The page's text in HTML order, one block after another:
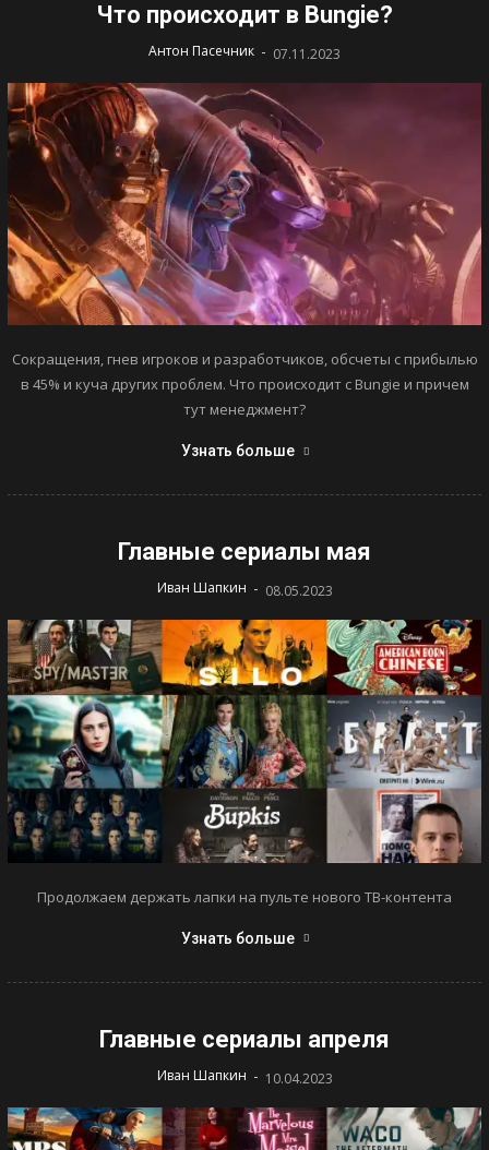
Что происходит в Bungie?
Антон Пасечник - 07.11.2023
Сокращения, гнев игроков и разработчиков, обсчеты с прибылью
в 45% и куча других проблем. Что происходит с Bungie и причем
тут менеджмент?
Узнать больше
Главные сериалы мая
Иван Шапкин - 08.05.2023
Продолжаем держать лапки на пульте нового ТВ-контента
Узнать больше
Главные сериалы апреля
Иван Шапкин - 10.04.2023